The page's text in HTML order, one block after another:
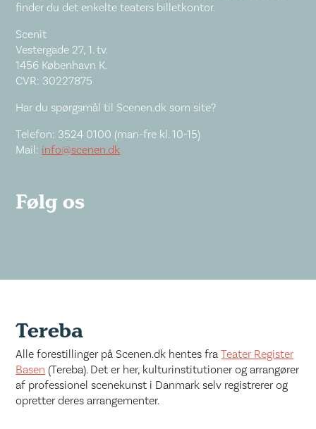
finder du det enkelte teaters billetkontor.
Scenit
Vestergade 27, 1. tv.
1456 København K.
CVR: 30227875
Har du spørgsmål til Scenen.dk som site?
Telefon: 3524 0100 (man-fre kl. 10-15)
Mail: info@scenen.dk
Følg os
Tereba
Alle forestillinger på Scenen.dk hentes fraTeater Register
Basen (Tereba). Det er her, kulturinstitutioner og arrangører
af professionel scenekunst i Danmark selv registrerer og
opretter deres arrangementer.